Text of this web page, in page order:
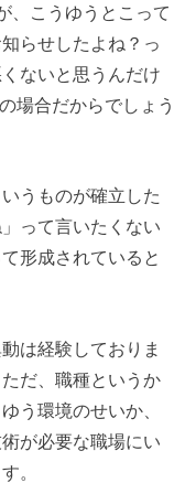
、こうゆうとこって
らせしたよね？っ
ないと思うんだけ
場合だからでしょう
うものが確立した
って言いたくない
形成されていると
は経験しておりま
だ、職種というか
う環境のせいか、
が必要な職場にい
。